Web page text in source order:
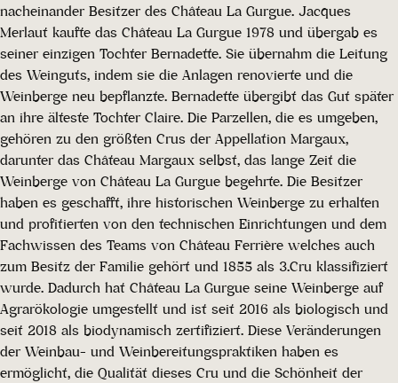
nacheinander Besitzer des Château La Gurgue. Jacques
Merlaut kaufte das Château La Gurgue 1978 und übergab es
seiner einzigen Tochter Bernadette. Sie übernahm die Leitung
des Weinguts, indem sie die Anlagen renovierte und die
Weinberge neu bepflanzte. Bernadette übergibt das Gut später
an ihre älteste Tochter Claire. Die Parzellen, die es umgeben,
gehören zu den größten Crus der Appellation Margaux,
darunter das Château Margaux selbst, das lange Zeit die
Weinberge von Château La Gurgue begehrte. Die Besitzer
haben es geschafft, ihre historischen Weinberge zu erhalten
und profitierten von den technischen Einrichtungen und dem
Fachwissen des Teams von Château Ferrière welches auch
zum Besitz der Familie gehört und 1855 als 3.Cru klassifiziert
wurde. Dadurch hat Château La Gurgue seine Weinberge auf
Agrarökologie umgestellt und ist seit 2016 als biologisch und
seit 2018 als biodynamisch zertifiziert. Diese Veränderungen
der Weinbau- und Weinbereitungspraktiken haben es
ermöglicht, die Qualität dieses Cru und die Schönheit der